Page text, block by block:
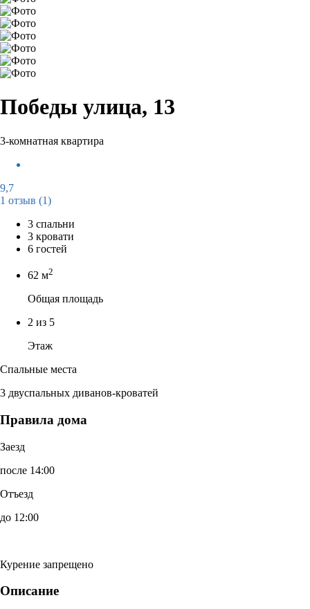
Победы улица, 13
3-комнатная квартира
9,7
1 отзыв (1)
3 спальни
3 кровати
6 гостей
62 м2
Общая площадь
2 из 5
Этаж
Спальные места
3 двуспальных диванов-кроватей
Правила дома
Заезд
после 14:00
Отъезд
до 12:00
Курение запрещено
Описание